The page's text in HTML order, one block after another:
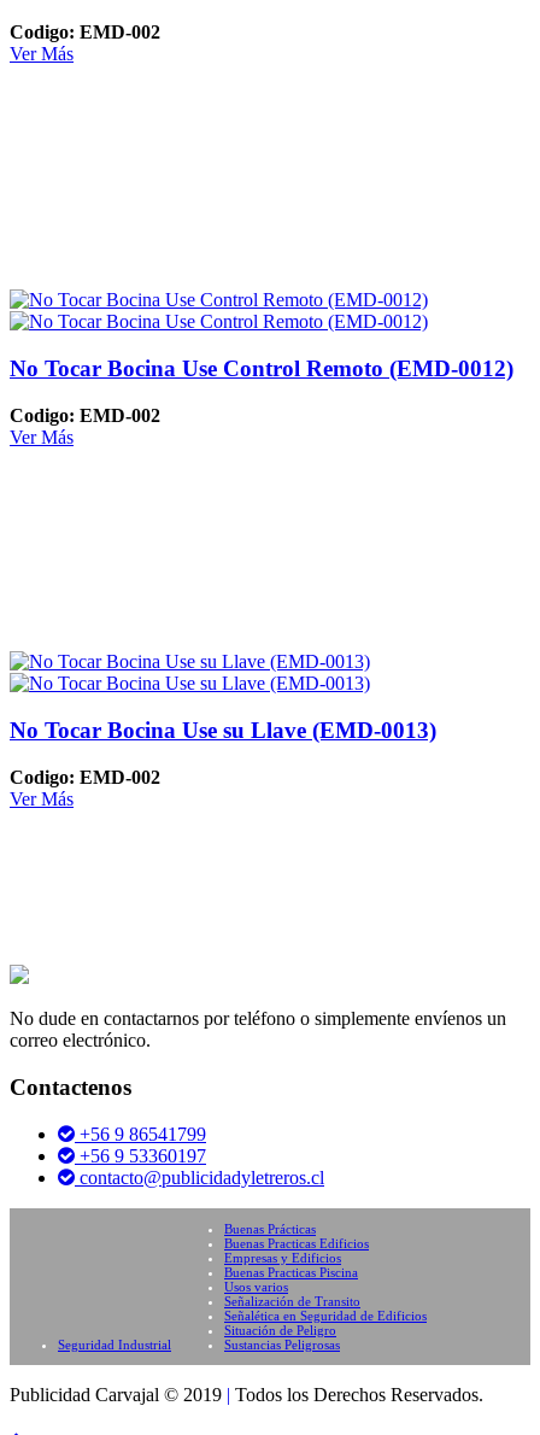
Codigo: EMD-002
Ver Más
No Tocar Bocina Use Control Remoto (EMD-0012)
Codigo: EMD-002
Ver Más
No Tocar Bocina Use su Llave (EMD-0013)
Codigo: EMD-002
Ver Más
No dude en contactarnos por teléfono o simplemente envíenos un
correo electrónico.
Contactenos
+56 9 86541799
+56 9 53360197
contacto@publicidadyletreros.cl
Seguridad Industrial
Buenas Prácticas
Buenas Practicas Edificios
Empresas y Edificios
Buenas Practicas Piscina
Usos varios
Señalización de Transito
Señalética en Seguridad de Edificios
Situación de Peligro
Sustancias Peligrosas
Publicidad Carvajal © 2019 | Todos los Derechos Reservados.